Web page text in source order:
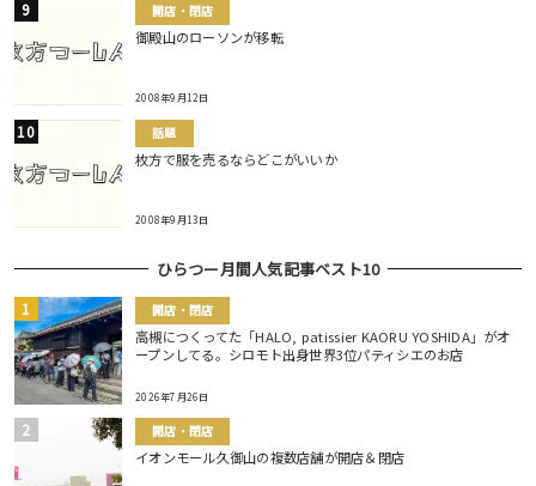
開店・閉店
御殿山のローソンが移転
2008年9月12日
話題
枚方で服を売るならどこがいいか
2008年9月13日
ひらつー月間人気記事ベスト10
開店・閉店
高槻につくってた「HALO, patissier KAORU YOSHIDA」がオ
ープンしてる。シロモト出身世界3位パティシエのお店
2026年7月26日
開店・閉店
イオンモール久御山の複数店舗が開店＆閉店